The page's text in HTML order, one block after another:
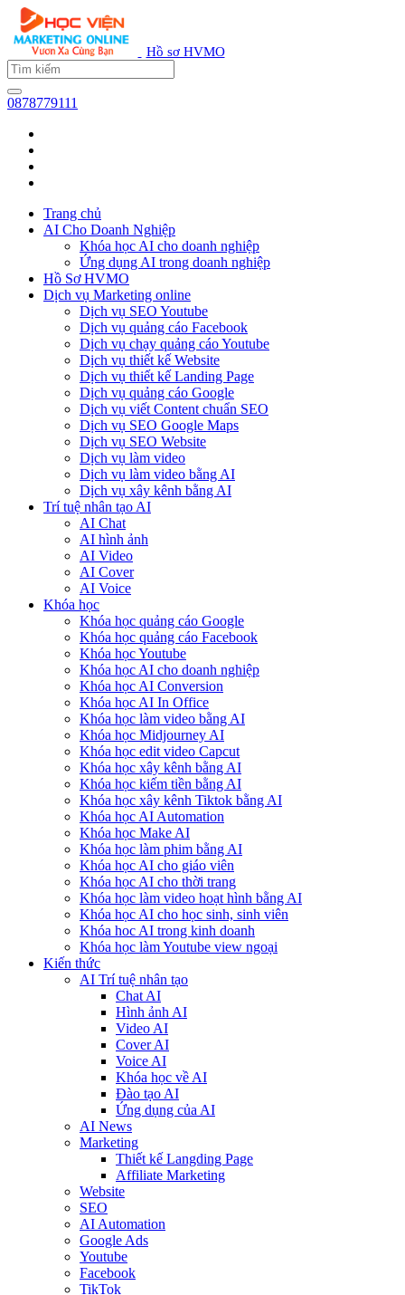
Hồ sơ HVMO
0878779111
Trang chủ
AI Cho Doanh Nghiệp
Khóa học AI cho doanh nghiệp
Ứng dụng AI trong doanh nghiệp
Hồ Sơ HVMO
Dịch vụ Marketing online
Dịch vụ SEO Youtube
Dịch vụ quảng cáo Facebook
Dịch vụ chạy quảng cáo Youtube
Dịch vụ thiết kế Website
Dịch vụ thiết kế Landing Page
Dịch vụ quảng cáo Google
Dịch vụ viết Content chuẩn SEO
Dịch vụ SEO Google Maps
Dịch vụ SEO Website
Dịch vụ làm video
Dịch vụ làm video bằng AI
Dịch vụ xây kênh bằng AI
Trí tuệ nhân tạo AI
AI Chat
AI hình ảnh
AI Video
AI Cover
AI Voice
Khóa học
Khóa học quảng cáo Google
Khóa học quảng cáo Facebook
Khóa học Youtube
Khóa học AI cho doanh nghiệp
Khóa học AI Conversion
Khóa học AI In Office
Khóa học làm video bằng AI
Khóa học Midjourney AI
Khóa học edit video Capcut
Khóa học xây kênh bằng AI
Khóa học kiếm tiền bằng AI
Khóa học xây kênh Tiktok bằng AI
Khóa học AI Automation
Khóa học Make AI
Khóa học làm phim bằng AI
Khóa học AI cho giáo viên
Khóa học AI cho thời trang
Khóa học làm video hoạt hình bằng AI
Khóa học AI cho học sinh, sinh viên
Khóa hoc AI trong kinh doanh
Khóa học làm Youtube view ngoại
Kiến thức
AI Trí tuệ nhân tạo
Chat AI
Hình ảnh AI
Video AI
Cover AI
Voice AI
Khóa học về AI
Đào tạo AI
Ứng dụng của AI
AI News
Marketing
Thiết kế Langding Page
Affiliate Marketing
Website
SEO
AI Automation
Google Ads
Youtube
Facebook
TikTok